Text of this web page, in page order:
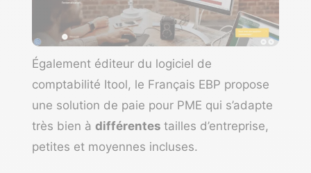
Également éditeur du logiciel de
comptabilité Itool, le Français EBP propose
une solution de paie pour PME qui s’adapte
très bien à différentes tailles d’entreprise,
petites et moyennes incluses.